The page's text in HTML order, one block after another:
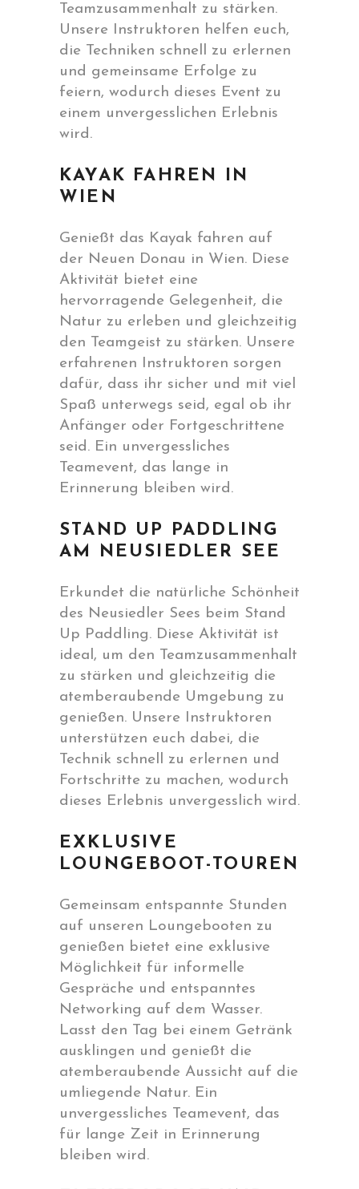
Teamzusammenhalt zu stärken.
Unsere Instruktoren helfen euch,
die Techniken schnell zu erlernen
und gemeinsame Erfolge zu
feiern, wodurch dieses Event zu
einem unvergesslichen Erlebnis
wird.
KAYAK FAHREN IN
WIEN
Genießt das Kayak fahren auf
der Neuen Donau in Wien. Diese
Aktivität bietet eine
hervorragende Gelegenheit, die
Natur zu erleben und gleichzeitig
den Teamgeist zu stärken. Unsere
erfahrenen Instruktoren sorgen
dafür, dass ihr sicher und mit viel
Spaß unterwegs seid, egal ob ihr
Anfänger oder Fortgeschrittene
seid. Ein unvergessliches
Teamevent, das lange in
Erinnerung bleiben wird.
STAND UP PADDLING
AM NEUSIEDLER SEE
Erkundet die natürliche Schönheit
des Neusiedler Sees beim Stand
Up Paddling. Diese Aktivität ist
ideal, um den Teamzusammenhalt
zu stärken und gleichzeitig die
atemberaubende Umgebung zu
genießen. Unsere Instruktoren
unterstützen euch dabei, die
Technik schnell zu erlernen und
Fortschritte zu machen, wodurch
dieses Erlebnis unvergesslich wird.
EXKLUSIVE
LOUNGEBOOT-TOUREN
Gemeinsam entspannte Stunden
auf unseren Loungebooten zu
genießen bietet eine exklusive
Möglichkeit für informelle
Gespräche und entspanntes
Networking auf dem Wasser.
Lasst den Tag bei einem Getränk
ausklingen und genießt die
atemberaubende Aussicht auf die
umliegende Natur. Ein
unvergessliches Teamevent, das
für lange Zeit in Erinnerung
bleiben wird.